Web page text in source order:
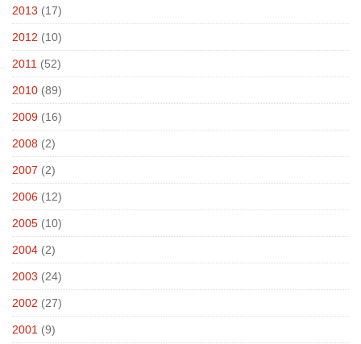
2013 (17)
2012 (10)
2011 (52)
2010 (89)
2009 (16)
2008 (2)
2007 (2)
2006 (12)
2005 (10)
2004 (2)
2003 (24)
2002 (27)
2001 (9)